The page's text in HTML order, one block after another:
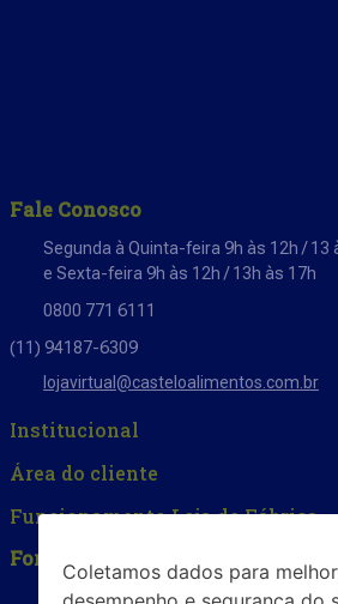
Fale Conosco
Segunda à Quinta-feira 9h às 12h / 13
e Sexta-feira 9h às 12h / 13h às 17h
0800 771 6111
(11) 94187-6309
lojavirtual@casteloalimentos.com.br
Institucional
Área do cliente
Funcionamento Loja de Fábrica
Formas de Pagamento
Coletamos dados para